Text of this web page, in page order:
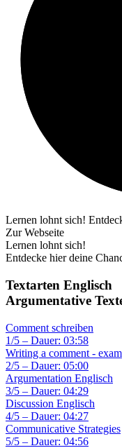
Lernen lohnt sich!
Zur Webseite
Lernen lohnt sich!
Entdecke hier deine
Textarten Englisch
Argumentative
Comment schreiben
1/5 – Dauer: 03:58
Writing a comment -
2/5 – Dauer: 05:00
Argumentation Englisch
3/5 – Dauer: 04:29
Discussion Englisch
4/5 – Dauer: 04:27
Communicative Strategies
5/5 – Dauer: 04:56